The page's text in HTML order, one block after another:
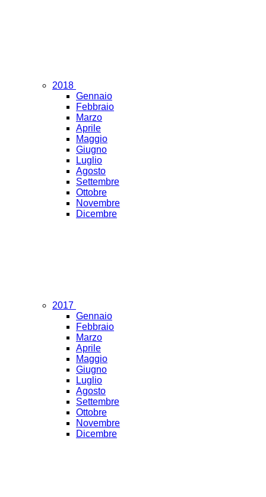
2018
Gennaio
Febbraio
Marzo
Aprile
Maggio
Giugno
Luglio
Agosto
Settembre
Ottobre
Novembre
Dicembre
2017
Gennaio
Febbraio
Marzo
Aprile
Maggio
Giugno
Luglio
Agosto
Settembre
Ottobre
Novembre
Dicembre